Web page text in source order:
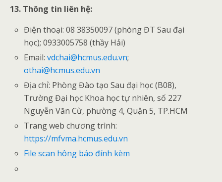
13. Thông tin liên hệ:
Điện thoại: 08 38350097 (phòng ĐT Sau đại
học); 0933005758 (thầy Hải)
Email:vdchai@hcmus.edu.vn;
othai@hcmus.edu.vn
Địa chỉ: Phòng Đào tạo Sau đại học (B08),
Trường Đại học Khoa học tự nhiên, số 227
Nguyễn Văn Cừ, phường 4, Quận 5, TP.HCM
Trang web chương trình:
https://mfvma.hcmus.edu.vn
File scan hông báo đính kèm